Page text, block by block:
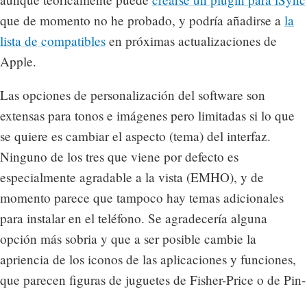
que de momento no he probado, y podría añadirse a la
lista de compatibles en próximas actualizaciones de
Apple.
Las opciones de personalización del software son
extensas para tonos e imágenes pero limitadas si lo que
se quiere es cambiar el aspecto (tema) del interfaz.
Ninguno de los tres que viene por defecto es
especialmente agradable a la vista (EMHO), y de
momento parece que tampoco hay temas adicionales
para instalar en el teléfono. Se agradecería alguna
opción más sobria y que a ser posible cambie la
apriencia de los iconos de las aplicaciones y funciones,
que parecen figuras de juguetes de Fisher-Price o de Pin-